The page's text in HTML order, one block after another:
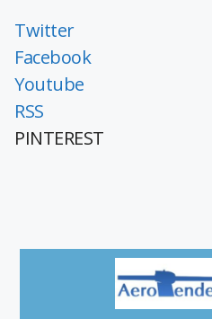
Twitter
Facebook
Youtube
RSS
PINTEREST